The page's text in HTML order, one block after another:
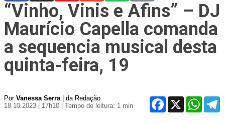
“Vinho, Vinis e Afins” – DJ
Maurício Capella comanda
a sequencia musical desta
quinta-feira, 19
Por Vanessa Serra| da Redação
18.10.2023 | 17h10
| Tempo de leitura: 1 min
Facebook
X